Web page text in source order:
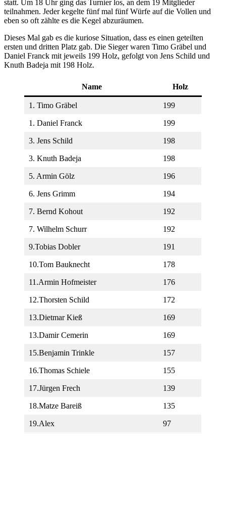
statt. Um 18 Uhr ging das Turnier los, an dem 19 Mitglieder
teilnahmen. Jeder kegelte fünf mal fünf Würfe auf die Vollen und
eben so oft zählte es die Kegel abzuräumen.
Dieses Mal gab es die kuriose Situation, dass es einen geteilten
ersten und dritten Platz gab. Die Sieger waren Timo Gräbel und
Daniel Franck mit jeweils 199 Holz, gefolgt von Jens Schild und
Knuth Badeja mit 198 Holz.
Name Holz
1. Timo Gräbel 199
1. Daniel Franck 199
3. Jens Schild 198
3. Knuth Badeja 198
5. Armin Gölz 196
6. Jens Grimm 194
7. Bernd Kohout 192
7. Wilhelm Schurr 192
9.Tobias Dobler 191
10.Tom Bauknecht 178
11.Armin Hofmeister 176
12.Thorsten Schild 172
13.Dietmar Kieß 169
13.Damir Cemerin 169
15.Benjamin Trinkle 157
16.Thomas Schiele 155
17.Jürgen Frech 139
18.Matze Bareiß 135
19.Alex 97